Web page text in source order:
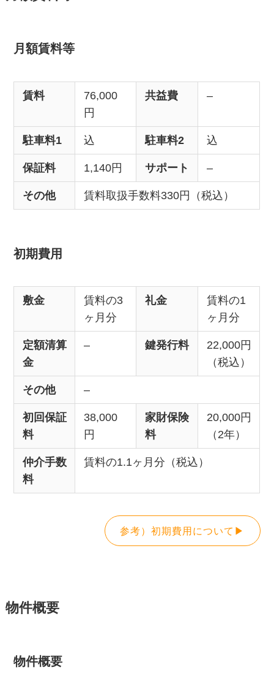
月額賃料等
賃料
76,000
円
共益費 –
駐車料1 込 駐車料2 込
保証料 1,140円 サポート –
その他 賃料取扱手数料330円（税込）
初期費用
敷金
賃料の3
ヶ月分
礼金
賃料の1
ヶ月分
定額清算
金
– 鍵発行料
22,000円
（税込）
その他 –
初回保証
料
38,000
円
家財保険
料
20,000円
（2年）
仲介手数
料
賃料の1.1ヶ月分（税込）
参考）初期費用について▶
物件概要
物件概要